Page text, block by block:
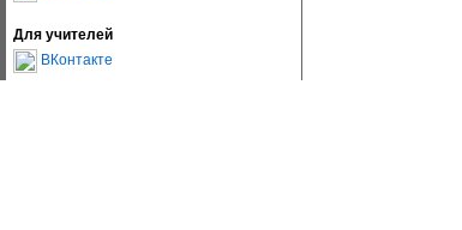
Для учителей
ВКонтакте